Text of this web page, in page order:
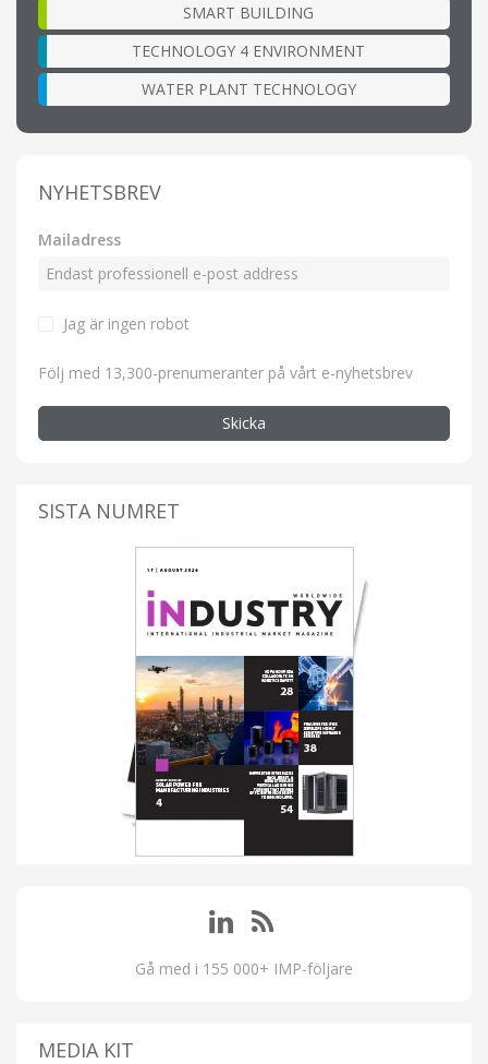
SMART BUILDING
TECHNOLOGY 4 ENVIRONMENT
WATER PLANT TECHNOLOGY
NYHETSBREV
Mailadress
Jag är ingen robot
Följ med 13,300-prenumeranter på vårt e-nyhetsbrev
Skicka
SISTA NUMRET
Gå med i 155 000+ IMP-följare
MEDIA KIT